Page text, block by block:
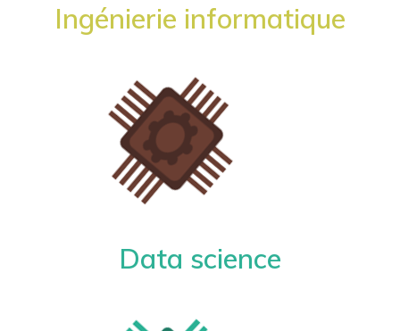
Ingénierie informatique
Data science